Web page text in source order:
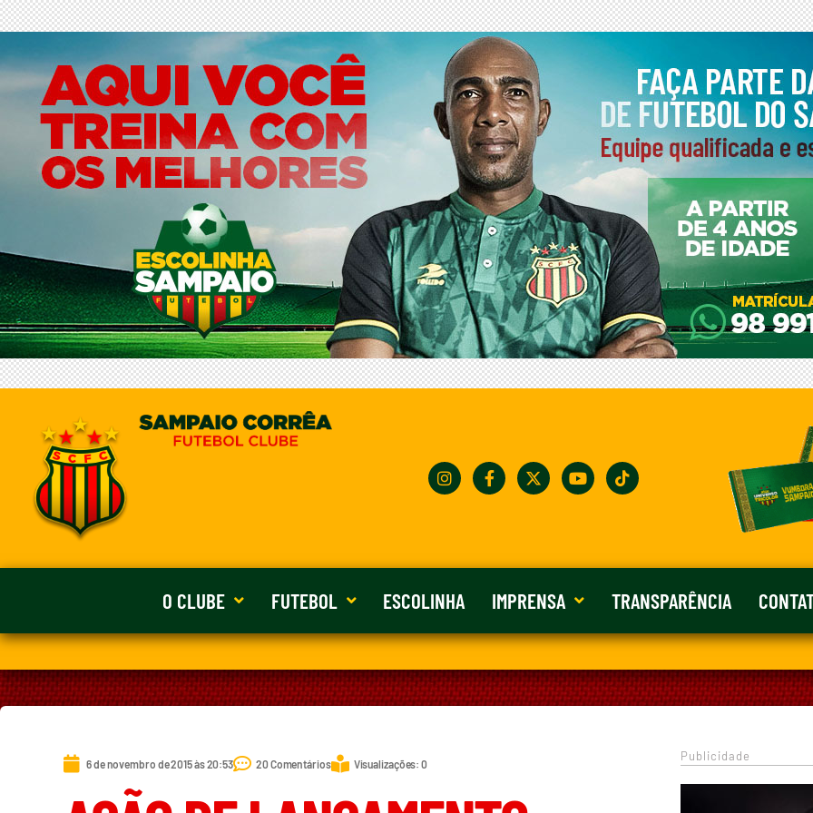
O CLUBE FUTEBOL ESCOLINHA IMPRENSA TRANSPARÊNCIA
6 de novembro de 2015 às 20:53 20 Comentários Visualizações: 0
Publicidade